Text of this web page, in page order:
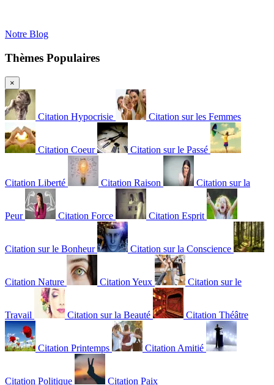
Notre Blog
Thèmes Populaires
×
Citation Hypocrisie Citation sur les Femmes
Citation Coeur Citation sur le Passé
Citation Liberté Citation Raison Citation sur la
Peur Citation Force Citation Esprit
Citation sur le Bonheur Citation sur la Conscience
Citation Nature Citation Yeux Citation sur le
Travail Citation sur la Beauté Citation Théâtre
Citation Printemps Citation Amitié
Citation Politique Citation Paix